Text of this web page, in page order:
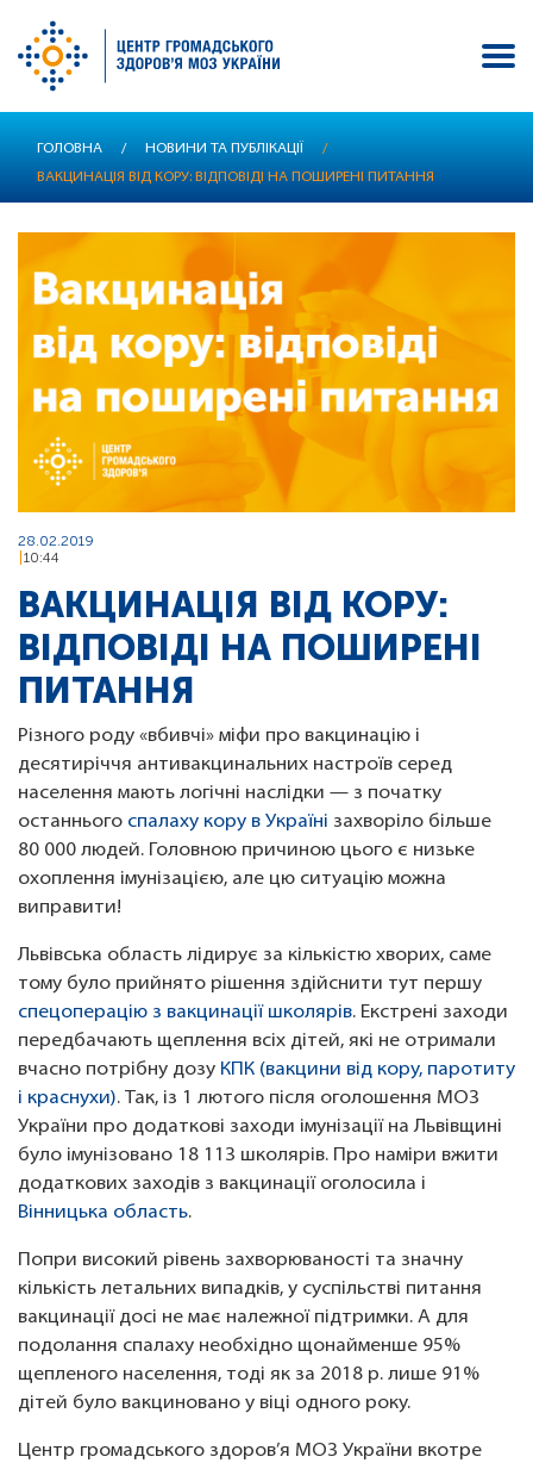
основного
ГОЛОВНА / НОВИНИ ТА ПУБЛІКАЦІЇ
/
ВАКЦИНАЦІЯ ВІД КОРУ: ВІДПОВІДІ НА ПОШИРЕНІ ПИТАННЯ
28.02.2019
10:44
ВАКЦИНАЦІЯ ВІД КОРУ:
ВІДПОВІДІ НА ПОШИРЕНІ
ПИТАННЯ
Різного роду «вбивчі» міфи про вакцинацію і
десятиріччя антивакцинальних настроїв серед
населення мають логічні наслідки — з початку
останнього спалаху кору в Україні захворіло більше
80 000 людей. Головною причиною цього є низьке
охоплення імунізацією, але цю ситуацію можна
виправити!
Львівська область лідирує за кількістю хворих, саме
тому було прийнято рішення здійснити тут першу
спецоперацію з вакцинації школярів. Екстрені заходи
передбачають щеплення всіх дітей, які не отримали
вчасно потрібну дозу КПК (вакцини від кору, паротиту
і краснухи). Так, із 1 лютого після оголошення МОЗ
України про додаткові заходи імунізації на Львівщині
було імунізовано 18 113 школярів. Про наміри вжити
додаткових заходів з вакцинації оголосила і
Вінницька область.
Попри високий рівень захворюваності та значну
кількість летальних випадків, у суспільстві питання
вакцинації досі не має належної підтримки. А для
подолання спалаху необхідно щонайменше 95%
щепленого населення, тоді як за 2018 р. лише 91%
дітей було вакциновано у віці одного року.
Центр громадського здоров’я МОЗ України вкотре